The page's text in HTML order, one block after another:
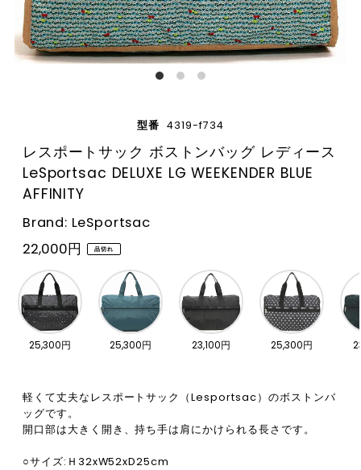
型番 4319-f734
レスポートサック ボストンバッグ レディース
LeSportsac DELUXE LG WEEKENDER BLUE
AFFINITY
Brand: LeSportsac
22,000円 品切れ
25,300円 25,300円 23,100円 25,300円
軽くて丈夫なレスポートサック（Lesportsac）のボストンバ
ッグです。
開口部は大きく開き、持ち手は肩にかけられる長さです。
○サイズ:Ｈ32xW52xD25cm